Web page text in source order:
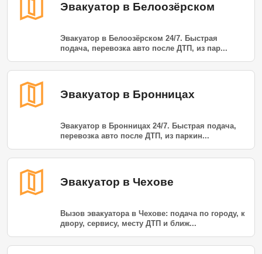
Эвакуатор в Белоозёрском
Эвакуатор в Белоозёрском 24/7. Быстрая
подача, перевозка авто после ДТП, из пар...
Эвакуатор в Бронницах
Эвакуатор в Бронницах 24/7. Быстрая подача,
перевозка авто после ДТП, из паркин...
Эвакуатор в Чехове
Вызов эвакуатора в Чехове: подача по городу, к
двору, сервису, месту ДТП и ближ...